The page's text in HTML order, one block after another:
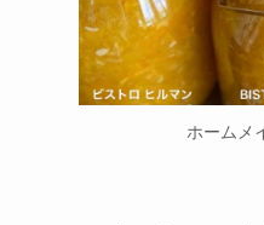
ホームメ